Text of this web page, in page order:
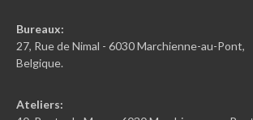
Bureaux:
27, Rue de Nimal - 6030 Marchienne-au-Pont,
Belgique.
Ateliers: